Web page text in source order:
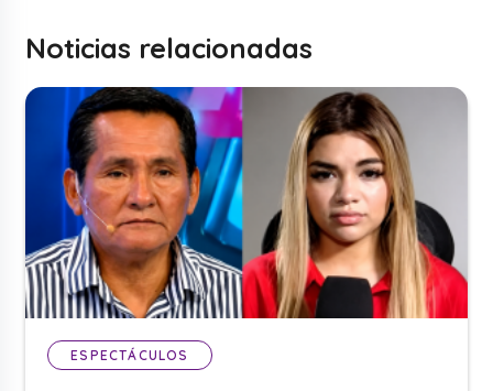
Noticias relacionadas
ESPECTÁCULOS